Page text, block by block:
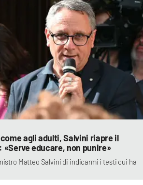
agli adulti, Salvini riapre il
educare, non punire»
Matteo Salvini di indicarmi i testi cui ha